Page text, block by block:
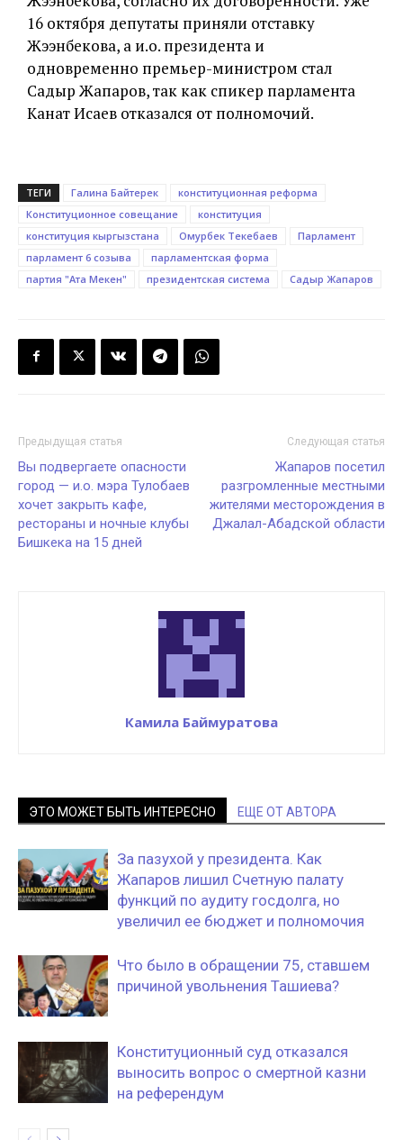
16 октября депутаты приняли отставку
Жээнбекова, а и.о. президента и
одновременно премьер-министром стал
Садыр Жапаров, так как спикер парламента
Канат Исаев отказался от полномочий.
ТЕГИ Галина Байтерек
конституционная реформа
Конституционное совещание
конституция
конституция кыргызстана
Омурбек Текебаев
Парламент
парламент 6 созыва
парламентская форма
партия "Ата Мекен"
президентская система Садыр Жапаров
Предыдущая статья
Вы подвергаете опасности
город — и.о. мэра Тулобаев
хочет закрыть кафе,
рестораны и ночные клубы
Бишкека на 15 дней
Следующая статья
Жапаров посетил
разгромленные местными
жителями месторождения в
Джалал-Абадской области
Камила Баймуратова
ЭТО МОЖЕТ БЫТЬ ИНТЕРЕСНО ЕЩЕ ОТ АВТОРА
За пазухой у президента. Как
Жапаров лишил Счетную палату
функций по аудиту госдолга, но
увеличил ее бюджет и полномочия
Что было в обращении 75, ставшем
причиной увольнения Ташиева?
Конституционный суд отказался
выносить вопрос о смертной казни
на референдум